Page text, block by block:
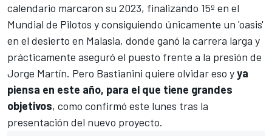
calendario marcaron su 2023, finalizando 15º en el
Mundial de Pilotos y consiguiendo únicamente un 'oasis'
en el desierto en Malasia, donde ganó la carrera larga y
prácticamente aseguró el puesto frente a la presión de
Jorge Martín. Pero Bastianini quiere olvidar eso yya
piensa en este año, para el que tiene grandes
objetivos, como confirmó este lunes tras la
presentación del nuevo proyecto.